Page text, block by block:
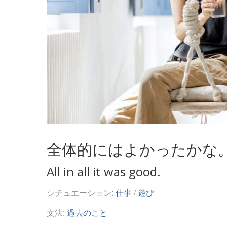
全体的にはよかったかな
All in all it was good.
シチュエーション: 仕事/遊び
文法: 過去のこと